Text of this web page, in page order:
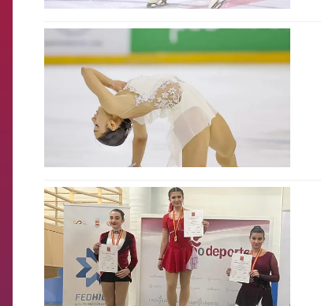
FCB Barcelona badge